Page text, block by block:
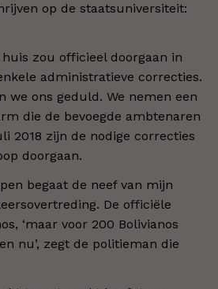
op de staatsuniversiteit:
huis zou officieel doorgaan in
administratieve correcties.
we ons geduld. We nemen een
die de bevoegde ambtenaren
2018 zijn de nodige correcties
doorgaan.
begaat de neef van mijn
De officiële
‘maar voor 200 Bolivianos
nu’, zegt de politieman die